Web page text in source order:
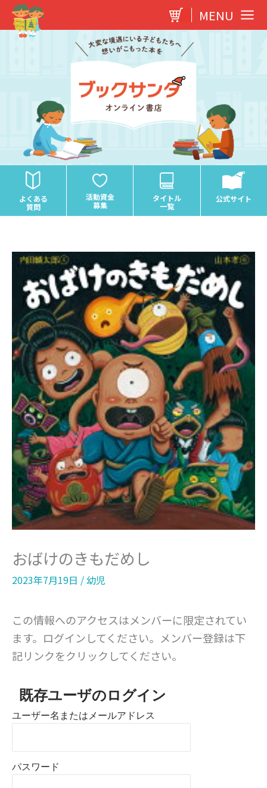
容
MENU
よくある
質問
活動資金
募集
タイトル
一覧
公式サイト
おばけのきもだめし
2023年7月19日 /幼児
この情報へのアクセスはメンバーに限定されてい
ます。ログインしてください。メンバー登録は下
記リンクをクリックしてください。
既存ユーザのログイン
ユーザー名またはメールアドレス
パスワード